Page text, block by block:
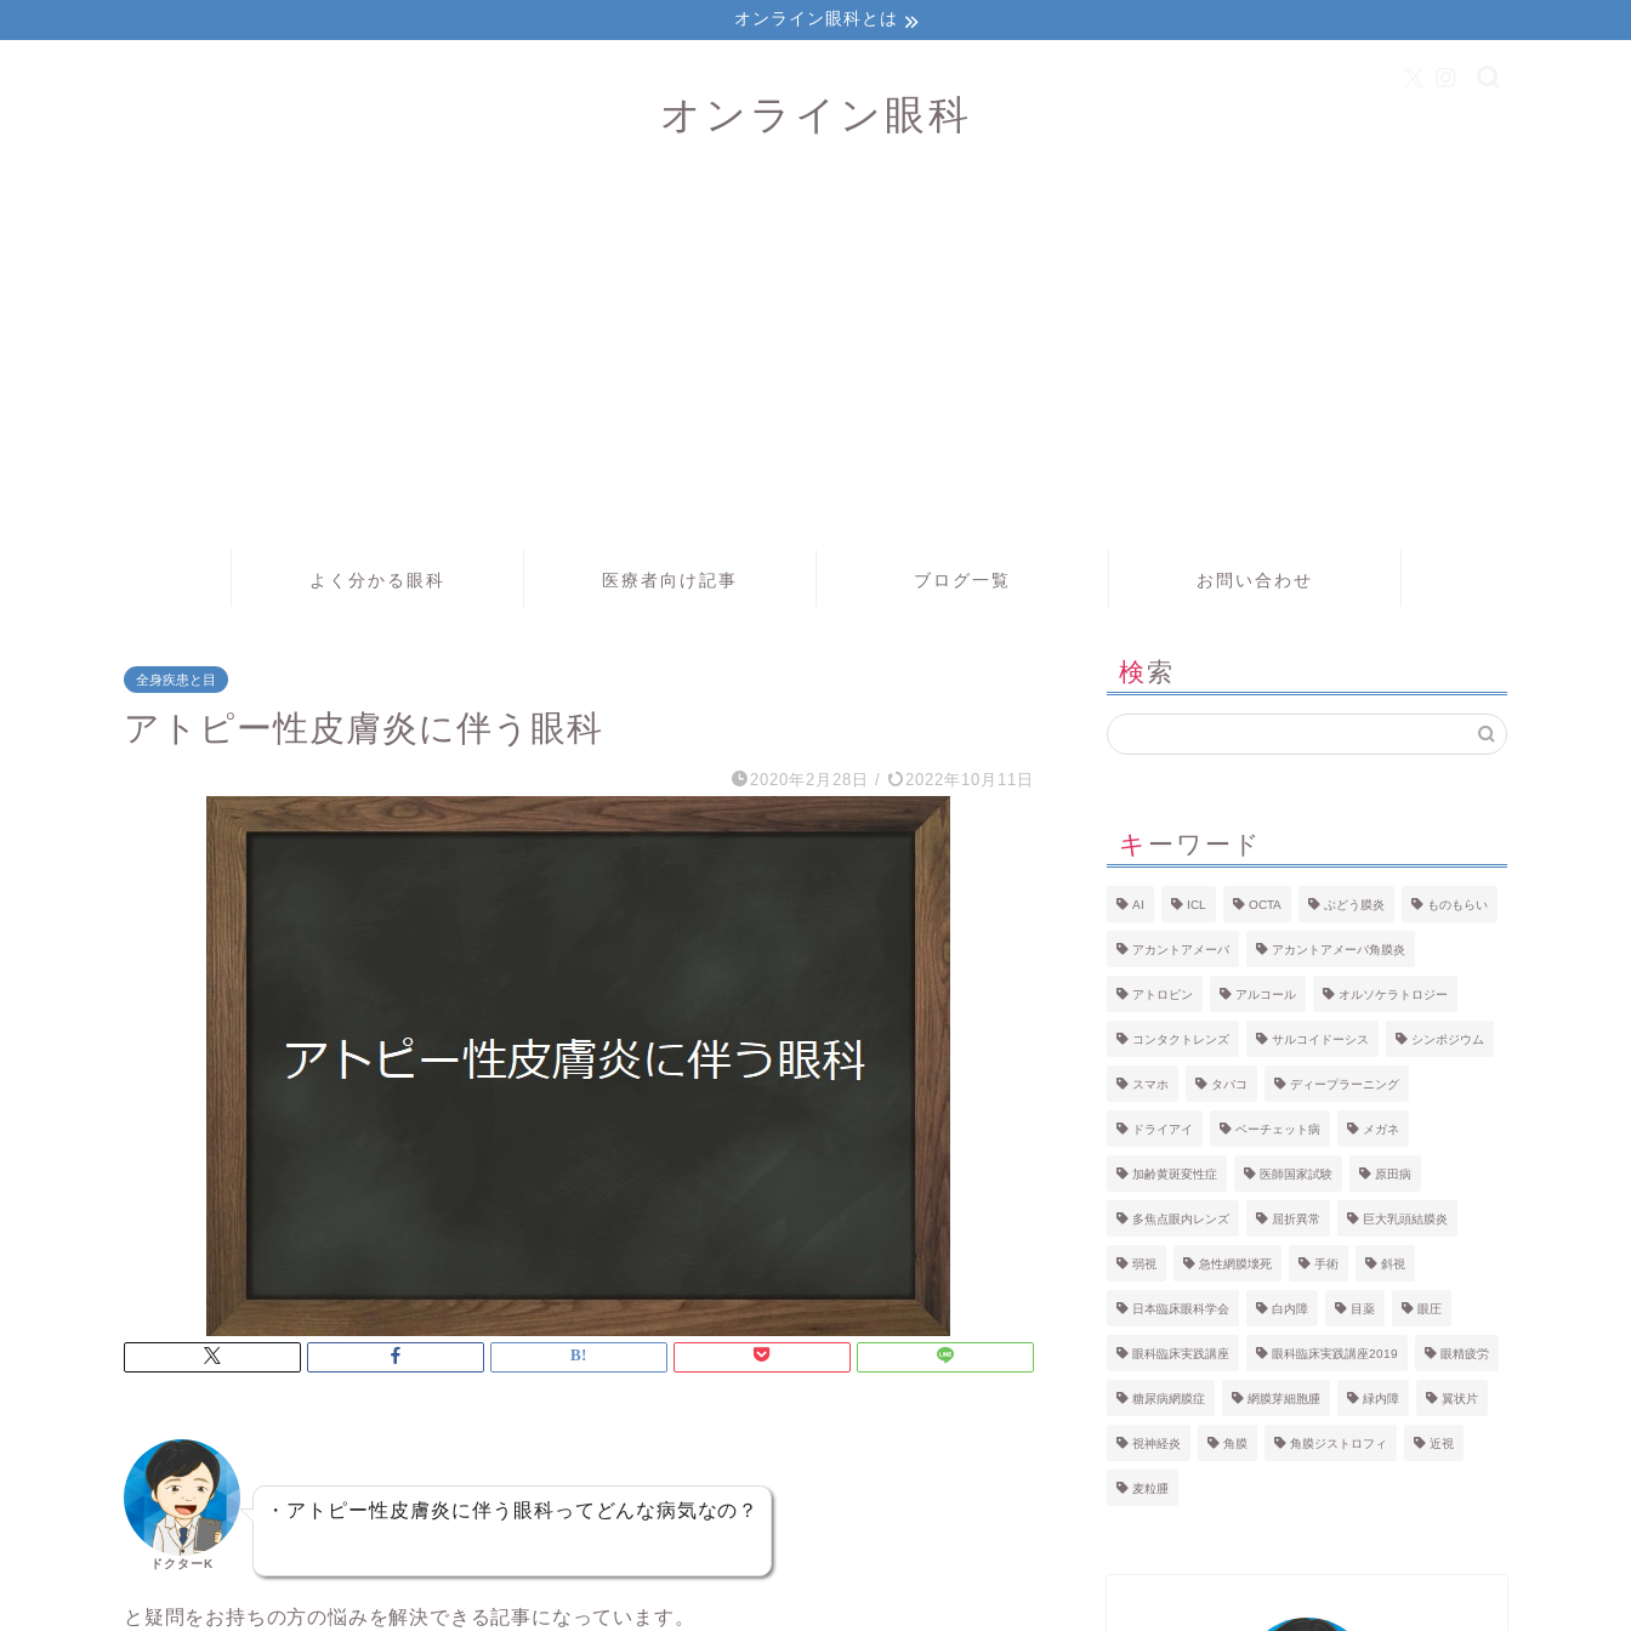
オンライン眼科とは
オンライン眼科
よく分かる眼科 医療者向け記事 ブログ一覧 お問い合わせ
全身疾患と目
アトピー性皮膚炎に伴う眼科
2020年2月28日 / 2022年10月11日
ドクターK
・アトピー性皮膚炎に伴う眼科ってどんな病気なの？
と疑問をお持ちの方の悩みを解決できる記事になっています。
検索
キーワード
AI ICL OCTA ぶどう膜炎 ものもらい
アカントアメーバ アカントアメーバ角膜炎
アトロピン アルコール オルソケラトロジー
コンタクトレンズ サルコイドーシス シンポジウム
スマホ タバコ ディープラーニング
ドライアイ ベーチェット病 メガネ
加齢黄斑変性症 医師国家試験 原田病
多焦点眼内レンズ 屈折異常 巨大乳頭結膜炎
弱視 急性網膜壊死 手術 斜視
日本臨床眼科学会 白内障 目薬 眼圧
眼科臨床実践講座 眼科臨床実践講座2019 眼精疲労
糖尿病網膜症 網膜芽細胞腫 緑内障 翼状片
視神経炎 角膜 角膜ジストロフィ 近視
麦粒腫